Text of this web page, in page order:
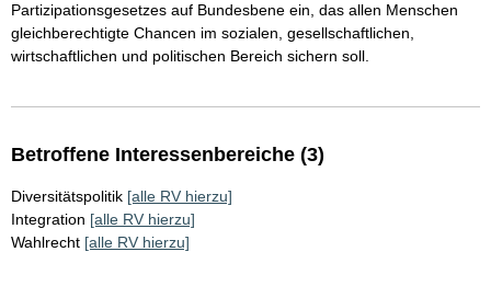
Partizipationsgesetzes auf Bundesbene ein, das allen Menschen
gleichberechtigte Chancen im sozialen, gesellschaftlichen,
wirtschaftlichen und politischen Bereich sichern soll.
Betroffene Interessenbereiche (3)
Diversitätspolitik [alle RV hierzu]
Integration [alle RV hierzu]
Wahlrecht [alle RV hierzu]